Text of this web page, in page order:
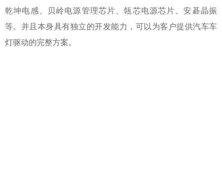
乾坤电感、贝岭电源管理芯片、瓴芯电源芯片、安碁晶振
等。并且本身具有独立的开发能力，可以为客户提供汽车车
灯驱动的完整方案。